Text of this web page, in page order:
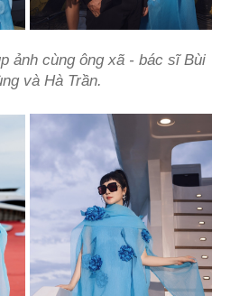
ảnh cùng ông xã - bác sĩ Bùi
và Hà Trần.